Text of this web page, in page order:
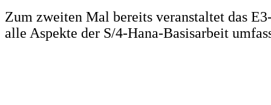
Zum zweiten Mal bereits veranstaltet das
alle Aspekte der S/4-Hana-Basisarbeit